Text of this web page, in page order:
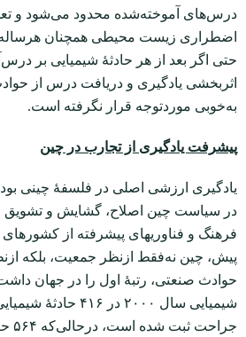
درس‌های آموخته‌شده محدود می‌شود و
اضطراری زیست محیطی همچنان
حتی اگر بعد از هر حادثۀ شیمیایی بر
اثربخشی یادگیری و دریافت درس از
به‌خوبی موردتوجه قرار نگرفته است.
پیشرفت یادگیری از تجارب در چین
یادگیری ارزشی اصلی در فلسفۀ چینی
در سیاست چین اصلاح، گشایش و تشویق
فرهنگ و فناوری‏های پیشرفته از
پیش، چین نه‌فقط ازنظر جمعیت، بلکه